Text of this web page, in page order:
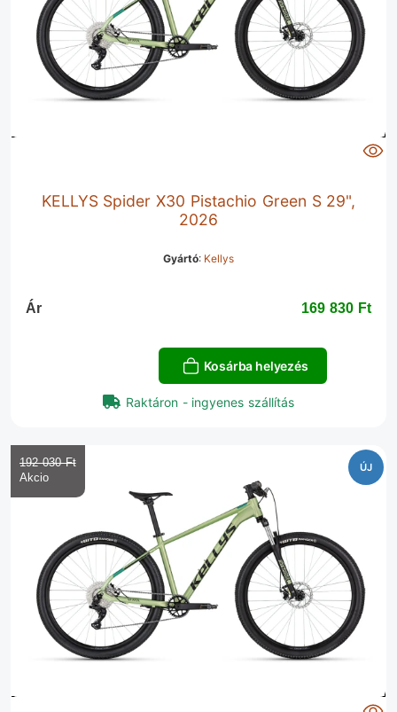
KELLYS Spider X30 Pistachio Green S 29",
2026
Gyártó: Kellys
Ár 169 830 Ft‎
Kosárba helyezés
Raktáron - ingyenes szállítás
ÚJ
192 030 Ft‎